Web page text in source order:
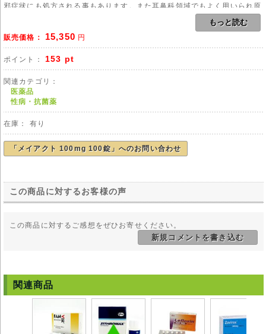
邪症状にも処方される事もあります。また耳鼻科領域でもよく用いられ原
因菌の7割が肺炎球菌とされる中耳炎には第一選択薬的に用いられていま
本剤は時間依存タイプの抗生剤でもあり、血中の薬品濃度が一定以上を保
つことで効果を発揮します。その為指示通りに決まった時間に内服するこ
とが症状を改善させる近道となりますので飲み忘れにはご注意ください。
また代表的な副作用として下痢が挙げられます。予防的に乳酸菌の整腸薬
が同時処方された場合には必ず併用してください。
【適応菌種】ブドウ球菌属、レンサ球菌属、肺炎球菌、大腸菌、インフル
エンザ菌、アクネ菌、モラクセラ・カタラーリスなど
【効能】
表在性及び深在性皮膚感染症、リンパ管・リンパ節炎、慢性膿皮症、咽頭
炎、喉頭炎、扁桃炎、急性気管支炎、肺炎、膀胱炎、腎盂炎、胆のう炎、
胆管炎、子宮内感染、涙嚢炎、麦粒腫、中耳炎、副鼻腔炎、歯周組織炎等
用法
注意事項
【次の方は本剤の内服はできません】
・本剤やセフェム系抗生剤に対し過敏症の既往歴を持つ方・妊娠初期の方
または妊娠の可能性を持つ方
【次の方は医師または薬剤師にご相談ください】
もっと読む
販売価格： 15,350 円
ポイント： 153 pt
関連カテゴリ：
医薬品
性病・抗菌薬
在庫： 有り
「メイアクト 100mg 100錠」へのお問い合わせ
この商品に対するお客様の声
この商品に対するご感想をぜひお寄せください。
新規コメントを書き込む
関連商品